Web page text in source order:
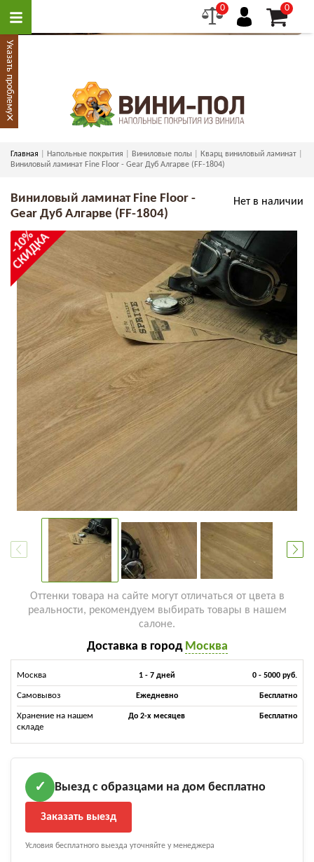
0 0
Главная Напольные покрытия Виниловые полы
Кварц виниловый ламинат
Виниловый ламинат Fine Floor - Gear Дуб Алгарве (FF-1804)
Нет в наличии
Виниловый ламинат Fine Floor -
Gear Дуб Алгарве (FF-1804)
-10%
СКИДКА
Оттенки товара на сайте могут отличаться от цвета в
реальности, рекомендуем выбирать товары в нашем
салоне.
Доставка в город Москва
Москва 1 - 7 дней 0 - 5000 руб.
Самовывоз Ежедневно Бесплатно
Хранение на нашем
складе
До 2-х месяцев Бесплатно
✓ Выезд с образцами на дом бесплатно
Заказать выезд
Условия бесплатного выезда уточняйте у менеджера
Указать проблему
×